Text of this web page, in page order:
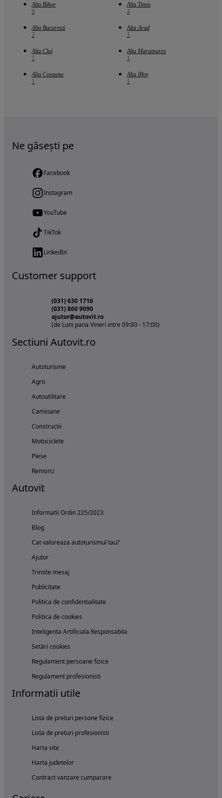
Alta Bihor
9
Alta Timis
4
Alta Bucuresti
2
Alta Arad
1
Alta Cluj
1
Alta Maramures
1
Alta Covasna
1
Alta Ilfov
1
Ne găsești pe
Facebook
Instagram
YouTube
TikTok
LinkedIn
Customer support
(031) 630 1716
(031) 860 9090
ajutor@autovit.ro
(de Luni pana Vineri intre 09:00 - 17:00)
Sectiuni Autovit.ro
Autoturisme
Agro
Autoutilitare
Camioane
Constructii
Motociclete
Piese
Remorci
Autovit
Informatii Ordin 225/2023
Blog
Cat valoreaza autoturismul tau?
Ajutor
Trimite mesaj
Publicitate
Politica de confidentialitate
Politica de cookies
Inteligenta Artificiala Responsabila
Setări cookies
Regulament persoane fizice
Regulament profesionisti
Informatii utile
Lista de preturi persone fizice
Lista de preturi profesionisti
Harta site
Harta judetelor
Contract vanzare cumparare